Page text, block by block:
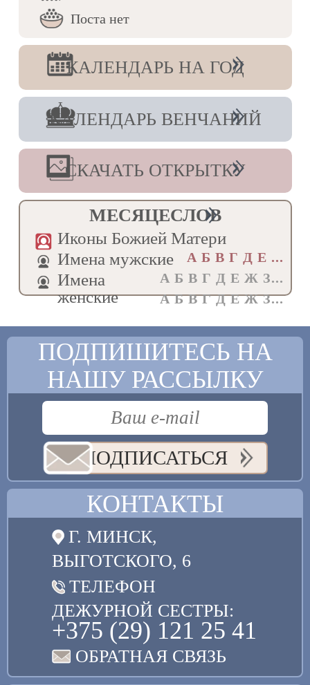
Поста нет
КАЛЕНДАРЬ НА ГОД
КАЛЕНДАРЬ ВЕНЧАНИЙ
СКАЧАТЬ ОТКРЫТКУ
МЕСЯЦЕСЛОВ
Иконы Божией Матери
А Б В Г Д E ...
Имена мужские
А Б В Г Д Е Ж З...
Имена
женские
А Б В Г Д Е Ж З...
грозныя тучи испытаний,/ не угасе
светильник веры твоея,/ священномучениче
Леониде,/ но верен пребыл еси Христу даже
до смерти./ Тем зовем ти:/ моли
Милостиваго Бога/ землю Русскую от восток
даже до запад// присно покрывати
заступлением Своих.
Величание
Велича́ем тя,/ священному́чениче Леониде,/
и чтим честна́я страда́ния твоя́,/ я́же за
Христа́/ во утвержде́ние на Руси́
Правосла́вия/ претерпе́л еси́.
ПОДПИШИТЕСЬ НА
НАШУ РАССЫЛКУ
ПОДПИСАТЬСЯ
КОНТАКТЫ
Г. МИНСК,
ВЫГОТСКОГО, 6
ТЕЛЕФОН
ДЕЖУРНОЙ СЕСТРЫ:
+375 (29) 121 25 41
ОБРАТНАЯ СВЯЗЬ